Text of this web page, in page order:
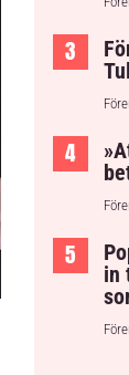
in